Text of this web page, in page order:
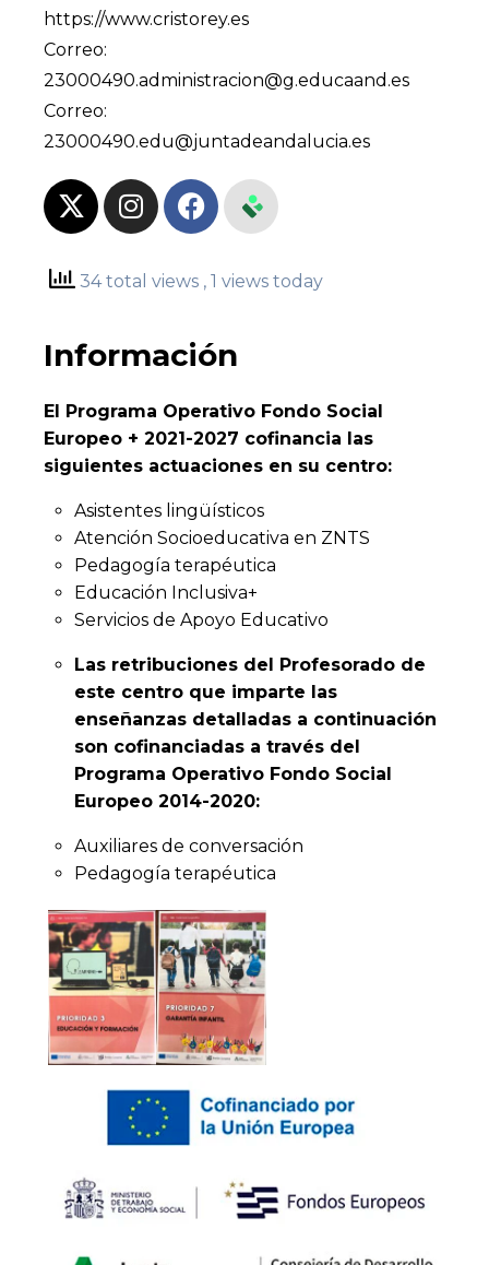
https://www.cristorey.es
Correo:
23000490.administracion@g.educaand.es
Correo:
23000490.edu@juntadeandalucia.es
34 total views , 1 views today
Información
El Programa Operativo Fondo Social
Europeo + 2021-2027 cofinancia las
siguientes actuaciones en su centro:
Asistentes lingüísticos
Atención Socioeducativa en ZNTS
Pedagogía terapéutica
Educación Inclusiva+
Servicios de Apoyo Educativo
Las retribuciones del Profesorado de
este centro que imparte las
enseñanzas detalladas a continuación
son cofinanciadas a través del
Programa Operativo Fondo Social
Europeo 2014-2020:
Auxiliares de conversación
Pedagogía terapéutica